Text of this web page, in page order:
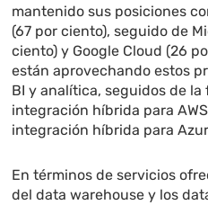
mantenido sus posiciones
(67 por ciento), seguido de
ciento) y Google Cloud (26
están aprovechando estos
BI y analítica, seguidos de
integración híbrida para
integración híbrida para
En términos de servicios
del data warehouse y los